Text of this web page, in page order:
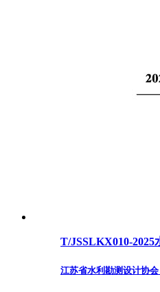
T/JSSLKX010-
江苏省水利勘测设计协